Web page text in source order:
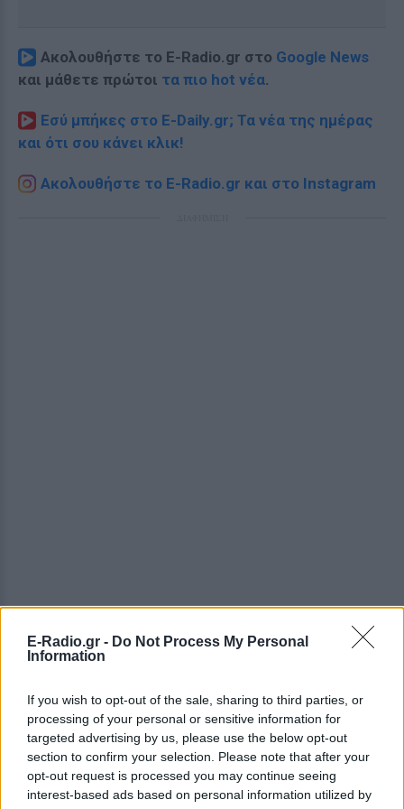
E-Radio.gr - Do Not Process My Personal
Information
If you wish to opt-out of the sale, sharing to third parties, or
processing of your personal or sensitive information for
targeted advertising by us, please use the below opt-out
section to confirm your selection. Please note that after your
opt-out request is processed you may continue seeing
interest-based ads based on personal information utilized by
Ακολουθήστε το E-Radio.gr στο Google News
και μάθετε πρώτοι τα πιο hot νέα.
Εσύ μπήκες στο E-Daily.gr; Τα νέα της ημέρας
και ότι σου κάνει κλικ!
Ακολουθήστε το E-Radio.gr και στο Instagram
ΔΕΙΤΕ ΕΠΙΣΗΣ
ΣΤΗΝ ΙΔΙΑ ΚΑΤΗΓΟΡΙΑ
Ο Μπρούκλιν Μπέκαμ έβρασε
μακαρόνια με θαλασσινό νερό
και δέχτηκε ανελέητο
τρολάρισμα online